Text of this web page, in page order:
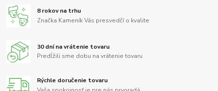
8 rokov na trhu
Značka Kameník Vás presvedčí o kvalite
30 dní na vrátenie tovaru
Predĺžili sme dobu na vrátenie tovaru
Rýchle doručenie tovaru